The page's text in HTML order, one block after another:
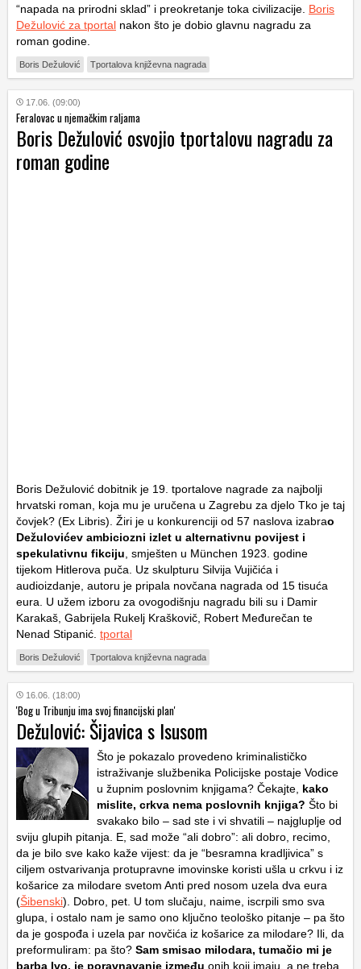
“napada na prirodni sklad” i preokretanje toka civilizacije. Boris
Dežulović za tportal nakon što je dobio glavnu nagradu za
roman godine.
Boris Dežulović Tportalova književna nagrada
17.06. (09:00)
Feralovac u njemačkim raljama
Boris Dežulović osvojio tportalovu nagradu za
roman godine
Boris Dežulović dobitnik je 19. tportalove nagrade za najbolji
hrvatski roman, koja mu je uručena u Zagrebu za djelo Tko je taj
čovjek? (Ex Libris). Žiri je u konkurenciji od 57 naslova izabrao
Dežulovićev ambiciozni izlet u alternativnu povijest i
spekulativnu fikciju , smješten u München 1923. godine
tijekom Hitlerova puča. Uz skulpturu Silvija Vujičića i
audioizdanje, autoru je pripala novčana nagrada od 15 tisuća
eura. U užem izboru za ovogodišnju nagradu bili su i Damir
Karakaš, Gabrijela Rukelj Kraškovič, Robert Međurečan te
Nenad Stipanić. tportal
Boris Dežulović Tportalova književna nagrada
16.06. (18:00)
'Bog u Tribunju ima svoj financijski plan'
Dežulović: Šijavica s Isusom
Što je pokazalo provedeno kriminalističko
istraživanje službenika Policijske postaje Vodice
u župnim poslovnim knjigama? Čekajte, kako
mislite, crkva nema poslovnih knjiga? Što bi
svakako bilo – sad ste i vi shvatili – najgluplje od
sviju glupih pitanja. E, sad može “ali dobro”: ali dobro, recimo,
da je bilo sve kako kaže vijest: da je “besramna kradljivica” s
ciljem ostvarivanja protupravne imovinske koristi ušla u crkvu i iz
košarice za milodare svetom Anti pred nosom uzela dva eura
(Šibenski). Dobro, pet. U tom slučaju, naime, iscrpili smo sva
glupa, i ostalo nam je samo ono ključno teološko pitanje – pa što
da je gospođa i uzela par novčića iz košarice za milodare? Ili, da
preformuliram: pa što? Sam smisao milodara, tumačio mi je
barba Ivo, je poravnavanje između onih koji imaju, a ne treba